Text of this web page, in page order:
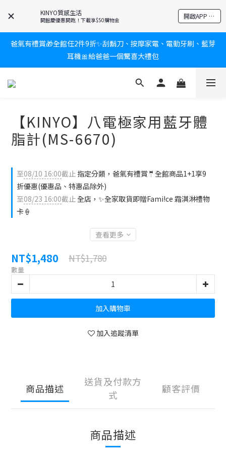
KINYO質感生活
開館慶優惠開跑！下載享$50購物金 開啟APP 享隱藏優惠
新會員送$100購物金✨再享消費回饋無極限
新會員送$100購物金✨再享消費回饋無極限
爸氣有禮賞🎁全館任2件9折✨刮鬍刀、按摩家電、電動牙刷、藍芽
耳機🎀給爸爸一個驚喜大禮包
炎熱夏日救星☀️秒凍扇登場💙半導體製冷 x 微米級冰霧，一秒開
新會員送$100購物金✨再享消費回饋無極限
【KINYO】八電極家用藍牙體
脂計(MS-6670)
至08/10 16:00截止 指定分類，爸氣有禮賞🤵全館商品1+1享9
折優惠(優惠品、特惠品除外)
至08/23 16:00截止全店，✨全家取貨即贈Fami!ce 霜淇淋禮物
卡🍦
查看更多
NT$1,480 NT$1,780
數量
加入購物車
加入追蹤清單
商品描述
送貨及付款方
式
顧客評價
商品描述